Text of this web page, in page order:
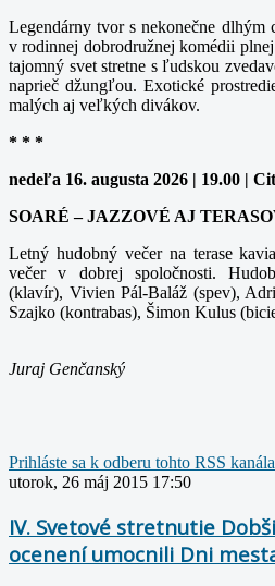
Legendárny tvor s nekonečne dlhým
v rodinnej dobrodružnej komédii
tajomný svet stretne s ľudskou
naprieč džungľou. Exotické
malých aj veľkých divákov.
* * *
nedeľa 16. augusta 2026 | 19.00 |
SOARÉ – JAZZOVÉ AJ
Letný hudobný večer na terase
večer v dobrej spoločnosti.
(klavír), Vivien Pál-Baláž (spev),
Szajko (kontrabas), Šimon Kulus
Juraj Genčanský
Prihláste sa k odberu tohto RSS kanála
utorok, 26 máj 2015 17:50
IV. Svetové stretnutie
ocenení umocnili Dni